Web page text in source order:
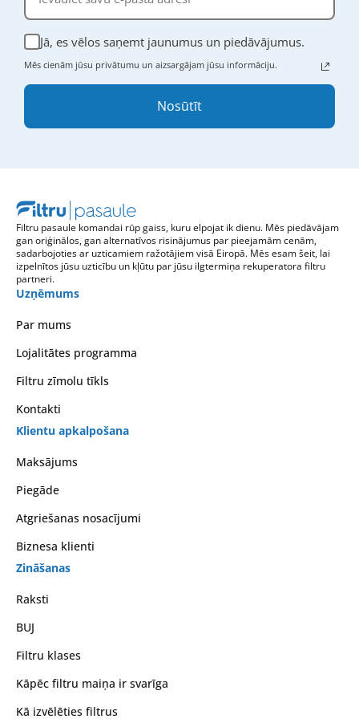
Jā, es vēlos saņemt jaunumus un piedāvājumus.
Mēs cienām jūsu privātumu un aizsargājam jūsu informāciju.
Nosūtīt
Filtru pasaule komandai rūp gaiss, kuru elpojat ik dienu. Mēs piedāvājam
gan oriģinālos, gan alternatīvos risinājumus par pieejamām cenām,
sadarbojoties ar uzticamiem ražotājiem visā Eiropā. Mēs esam šeit, lai
izpelnītos jūsu uzticību un kļūtu par jūsu ilgtermiņa rekuperatora filtru
partneri.
Uzņēmums
Par mums
Lojalitātes programma
Filtru zīmolu tīkls
Kontakti
Klientu apkalpošana
Maksājums
Piegāde
Atgriešanas nosacījumi
Biznesa klienti
Zināšanas
Raksti
BUJ
Filtru klases
Kāpēc filtru maiņa ir svarīga
Kā izvēlēties filtrus